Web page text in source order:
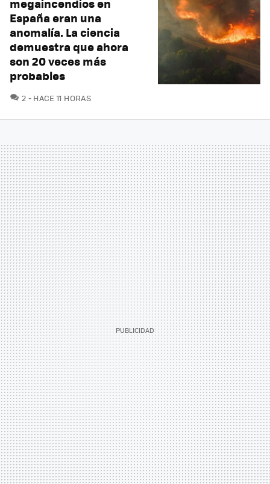
España eran una
anomalía. La ciencia
demuestra que ahora
son 20 veces más
probables
2 COMENTARIOS
HACE 11 HORAS